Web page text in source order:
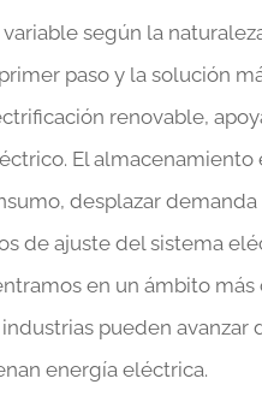
según la
paso y la solución
renovable,
El
desplazar
de ajuste del sistema
en un ámbito
pueden
energía eléctrica.